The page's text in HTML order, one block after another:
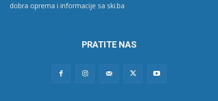
dobra oprema i informacije sa ski.ba
PRATITE NAS